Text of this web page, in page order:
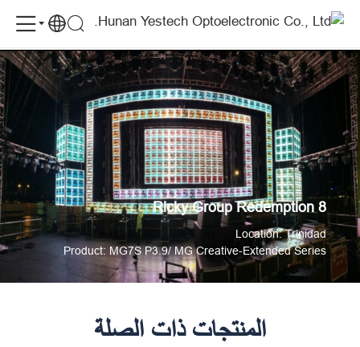
Ricky
Redemption
8
-
Cases
Ricky Group Redemption 8
Location:Trinidad
Product: MG7S P3.9/ MG Creative-Extended Series
المنتجات ذات الصلة